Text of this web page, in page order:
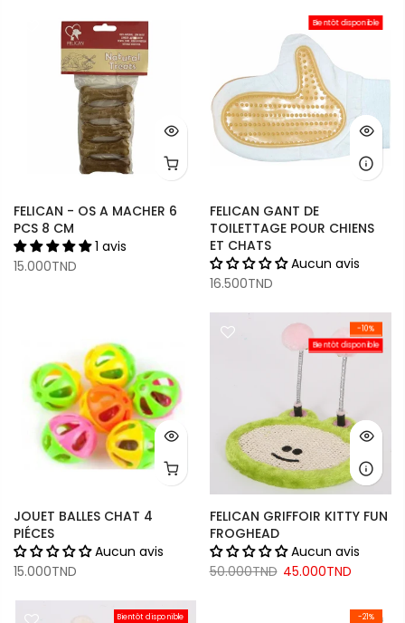
FELICAN - OS A MACHER 6
PCS 8 CM
1 avis
15.000TND
Bientôt disponible
FELICAN GANT DE
TOILETTAGE POUR CHIENS
ET CHATS
Aucun avis
16.500TND
JOUET BALLES CHAT 4
PIÉCES
Aucun avis
15.000TND
-10%
Bientôt disponible
FELICAN GRIFFOIR KITTY FUN
FROGHEAD
Aucun avis
50.000TND 45.000TND
Bientôt disponible
-21%